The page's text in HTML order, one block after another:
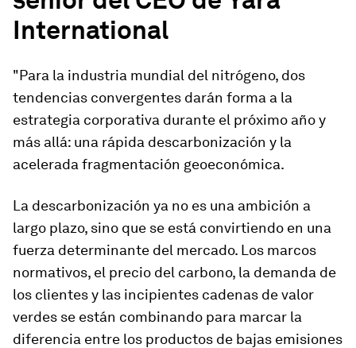
International
"Para la industria mundial del nitrógeno, dos
tendencias convergentes darán forma a la
estrategia corporativa durante el próximo año y
más allá: una rápida descarbonización y la
acelerada fragmentación geoeconómica.
La descarbonización ya no es una ambición a
largo plazo, sino que se está convirtiendo en una
fuerza determinante del mercado. Los marcos
normativos, el precio del carbono, la demanda de
los clientes y las incipientes cadenas de valor
verdes se están combinando para marcar la
diferencia entre los productos de bajas emisiones